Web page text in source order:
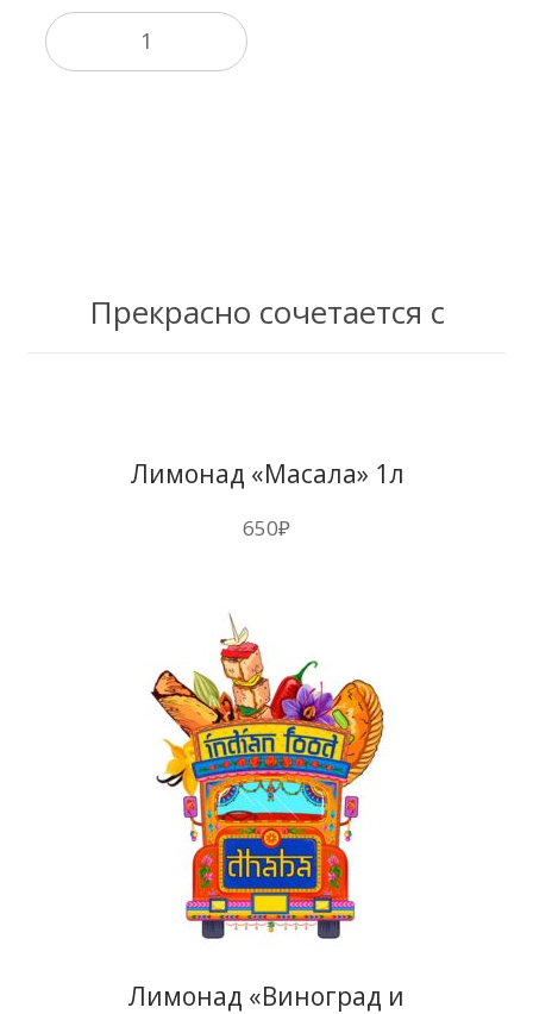
Прекрасно сочетается с
Лимонад «Масала» 1л
650₽
Лимонад «Виноград и